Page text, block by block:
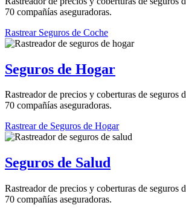
70 compañías aseguradoras.
Rastrear Seguros de Coche
Seguros de Hogar
Rastreador de precios y coberturas de seguros
70 compañías aseguradoras.
Rastrear de Seguros de Hogar
Seguros de Salud
Rastreador de precios y coberturas de seguros
70 compañías aseguradoras.